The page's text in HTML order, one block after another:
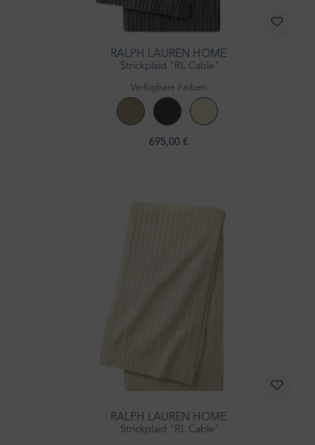
RALPH LAUREN HOME
Strickplaid "RL Cable"
Verfügbare Farben:
695,00 €
RALPH LAUREN HOME
Strickplaid "RL Cable"